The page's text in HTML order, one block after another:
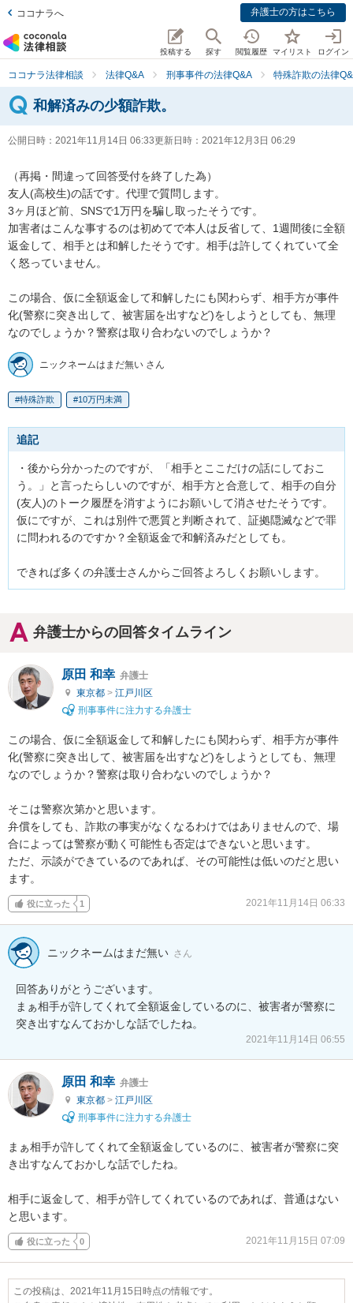
ココナラへ 弁護士の方はこちら
投稿する 探す 閲覧履歴 マイリスト ログイン
ココナラ法律相談 法律Q&A 刑事事件の法律Q&A 特殊詐欺の法律
和解済みの少額詐欺。
公開日時： 2021年11月14日 06:33更新日時： 2021年12月3日 06:29
（再掲・間違って回答受付を終了した為）
友人(高校生)の話です。代理で質問します。
3ヶ月ほど前、SNSで1万円を騙し取ったそうです。
加害者はこんな事するのは初めてで本人は反省して、1週間後に全額
返金して、相手とは和解したそうです。相手は許してくれていて全
く怒っていません。
この場合、仮に全額返金して和解したにも関わらず、相手方が事件
化(警察に突き出して、被害届を出すなど)をしようとしても、無理
なのでしょうか？警察は取り合わないのでしょうか？
ニックネームはまだ無い さん
特殊詐欺 10万円未満
追記
・後から分かったのですが、「相手とここだけの話にしておこ
う。」と言ったらしいのですが、相手方と合意して、相手の自分
(友人)のトーク履歴を消すようにお願いして消させたそうです。
仮にですが、これは別件で悪質と判断されて、証拠隠滅などで罪
に問われるのですか？全額返金で和解済みだとしても。
できれば多くの弁護士さんからご回答よろしくお願いします。
弁護士からの回答タイムライン
原田 和幸 弁護士
東京都 > 江戸川区
刑事事件に注力する弁護士
この場合、仮に全額返金して和解したにも関わらず、相手方が事件
化(警察に突き出して、被害届を出すなど)をしようとしても、無理
なのでしょうか？警察は取り合わないのでしょうか？
そこは警察次第かと思います。
弁償をしても、詐欺の事実がなくなるわけではありませんので、場
合によっては警察が動く可能性も否定はできないと思います。
ただ、示談ができているのであれば、その可能性は低いのだと思い
ます。
役に立った 1 2021年11月14日 06:33
ニックネームはまだ無い さん
回答ありがとうございます。
まぁ相手が許してくれて全額返金しているのに、被害者が警察に
突き出すなんておかしな話でしたね。
2021年11月14日 06:55
原田 和幸 弁護士
東京都 > 江戸川区
刑事事件に注力する弁護士
まぁ相手が許してくれて全額返金しているのに、被害者が警察に突
き出すなんておかしな話でしたね。
相手に返金して、相手が許してくれているのであれば、普通はない
と思います。
役に立った 0 2021年11月15日 07:09
この投稿は、2021年11月15日時点の情報です。